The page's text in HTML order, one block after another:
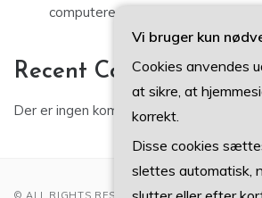
computere og udstyr
Recent Comments
Der er ingen kommentarer at vise.
Vi bruger kun
Cookies anvendes
at sikre, at
korrekt.
Disse cookies
slettes automatisk,